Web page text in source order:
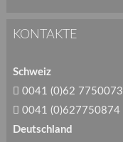
KONTAKTE
Schweiz
0041 (0)62 7750073
0041 (0)627750874
Deutschland